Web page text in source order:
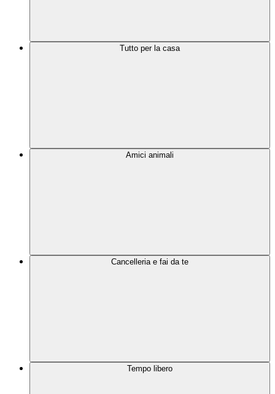
Tutto per la casa
Amici animali
Cancelleria e fai da te
Tempo libero